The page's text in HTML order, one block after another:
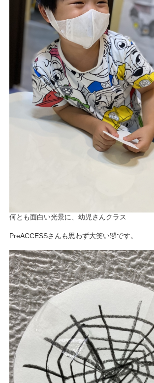
何とも面白い光景に、幼児さんクラス
PreACCESSさんも思わず大笑い🤣です。